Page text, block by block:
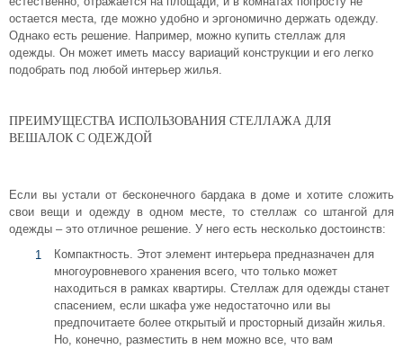
остается места, где можно удобно и эргономично держать одежду.
Однако есть решение. Например, можно купить стеллаж для
одежды. Он может иметь массу вариаций конструкции и его легко
подобрать под любой интерьер жилья.
ПРЕИМУЩЕСТВА ИСПОЛЬЗОВАНИЯ СТЕЛЛАЖА ДЛЯ
ВЕШАЛОК С ОДЕЖДОЙ
Если вы устали от бесконечного бардака в доме и хотите сложить
свои вещи и одежду в одном месте, то стеллаж со штангой для
одежды – это отличное решение. У него есть несколько достоинств:
Компактность. Этот элемент интерьера предназначен для
многоуровневого хранения всего, что только может
находиться в рамках квартиры. Стеллаж для одежды станет
спасением, если шкафа уже недостаточно или вы
предпочитаете более открытый и просторный дизайн жилья.
Но, конечно, разместить в нем можно все, что вам
Комплектующие для шкафов